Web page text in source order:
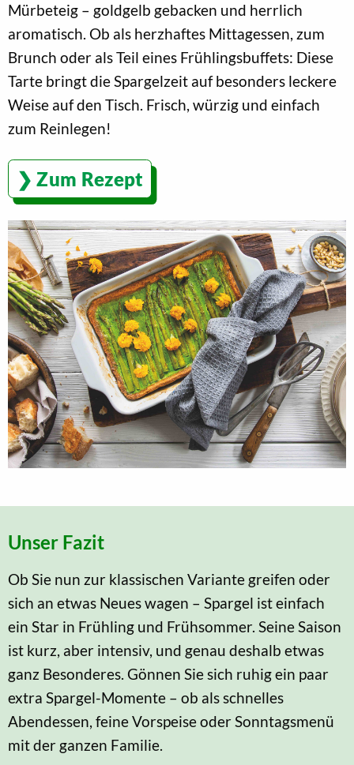
Mürbeteig – goldgelb gebacken und herrlich
aromatisch. Ob als herzhaftes Mittagessen, zum
Brunch oder als Teil eines Frühlingsbuffets: Diese
Tarte bringt die Spargelzeit auf besonders leckere
Weise auf den Tisch. Frisch, würzig und einfach
zum Reinlegen!
Zum Rezept
Unser Fazit
Ob Sie nun zur klassischen Variante greifen oder
sich an etwas Neues wagen – Spargel ist einfach
ein Star in Frühling und Frühsommer. Seine Saison
ist kurz, aber intensiv, und genau deshalb etwas
ganz Besonderes. Gönnen Sie sich ruhig ein paar
extra Spargel-Momente – ob als schnelles
Abendessen, feine Vorspeise oder Sonntagsmenü
mit der ganzen Familie.